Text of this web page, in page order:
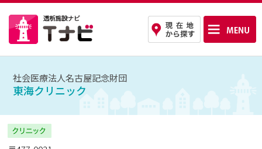
社会医療法人名古屋記念財団
東海クリニック